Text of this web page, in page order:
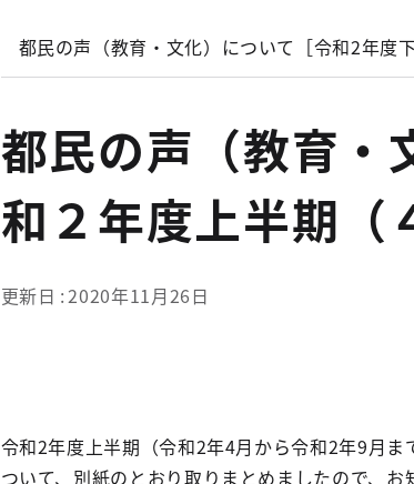
都民の声（教育・文化）について［令和2年度
都民の声（教育・
和２年度上半期（
更新日 2020年11月26日
令和2年度上半期（令和2年4月から令和2年9月
ついて、別紙のとおり取りまとめましたので、お